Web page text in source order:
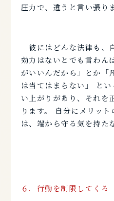
圧力で、違うと言い張り
彼にはどんな法律も、
効力はないとでも言わん
がいいんだから」とか「
は当てはまらない」 と
い上がりがあり、それを
ります。 自分にメリッ
は、端から守る気を持た
６．行動を制限してくる